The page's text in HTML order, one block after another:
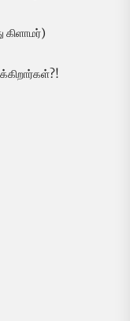
கிளாமர்)